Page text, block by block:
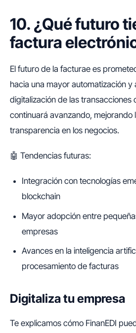
10. ¿Qué futuro
factura
El futuro de la facturae es
hacia una mayor automatización y
digitalización de las transacciones
continuará avanzando, mejorando
transparencia en los negocios.
🤖 Tendencias futuras:
Integración con tecnologías
blockchain
Mayor adopción entre
empresas
Avances en la inteligencia
procesamiento de facturas
Digitaliza tu empresa
Te explicamos cómo FinanEDI